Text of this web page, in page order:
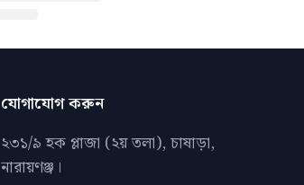
যোগাযোগ করুন
২৩১/৯ হক প্লাজা (২য় তলা), চাষাড়া,
নারায়ণঞ্জ।